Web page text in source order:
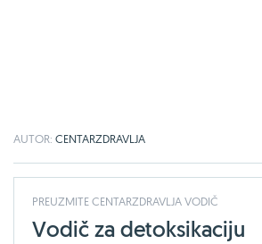
AUTOR: CENTARZDRAVLJA
PREUZMITE CENTARZDRAVLJA VODIČ
Vodič za detoksikaciju